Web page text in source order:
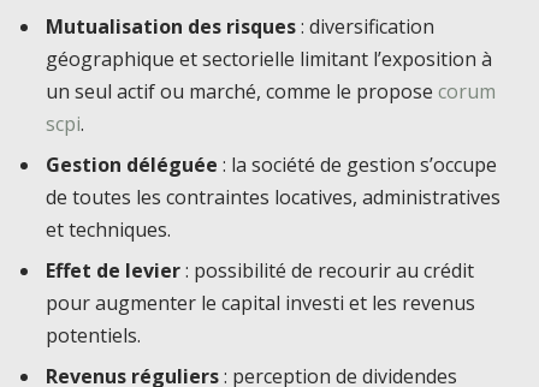
Mutualisation des risques: diversification
géographique et sectorielle limitant l’exposition à
un seul actif ou marché, comme le propose corum
scpi.
Gestion déléguée : la société de gestion s’occupe
de toutes les contraintes locatives, administratives
et techniques.
Effet de levier: possibilité de recourir au crédit
pour augmenter le capital investi et les revenus
potentiels.
Revenus réguliers: perception de dividendes